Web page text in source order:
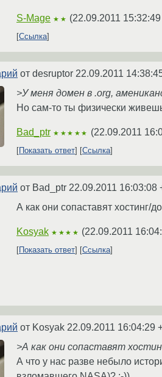
S-Mage ★★ (22.09.2011
Ссылка
от desruptor 22.09.2011
>У меня домен в .org,
Но сам-то ты физически
Bad_ptr ★★★★★ (22.09.2011
Показать ответ Ссылка
от Bad_ptr 22.09.2011 16:03:08
А как они сопаставят хостинг/
Kosyak ★★★★ (22.09.2011
Показать ответ Ссылка
от Kosyak 22.09.2011 16:04:29
>А как они сопаставят
А что у нас разве небыло